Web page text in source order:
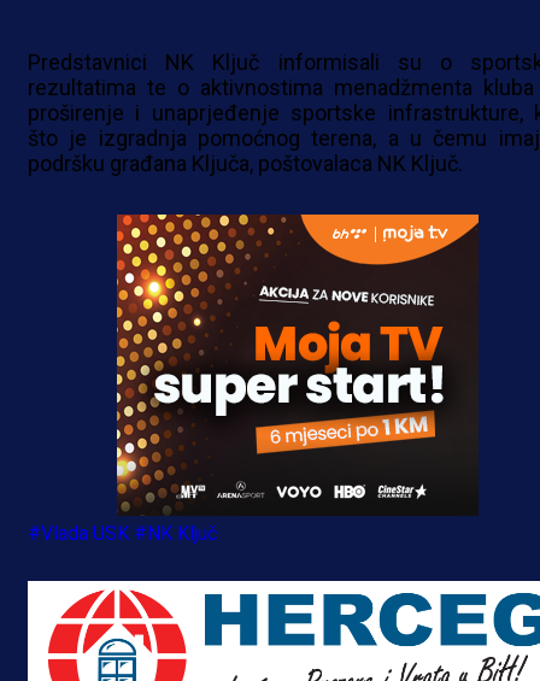
Predstavnici NK Ključ informisali su o
rezultatima te o aktivnostima menadžmenta
proširenje i unaprjeđenje sportske infrastrukture,
što je izgradnja pomoćnog terena, a u čemu
podršku građana Ključa, poštovalaca NK Ključ.
#Vlada USK #NK Ključ